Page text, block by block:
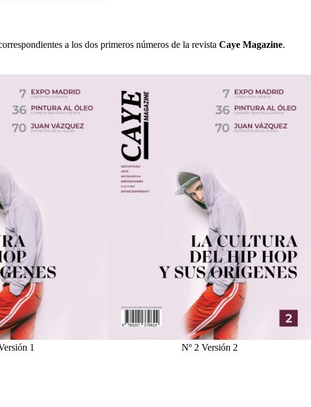
a los dos primeros números de la revista Caye Magazine.
1 Nº 2 Versión 2